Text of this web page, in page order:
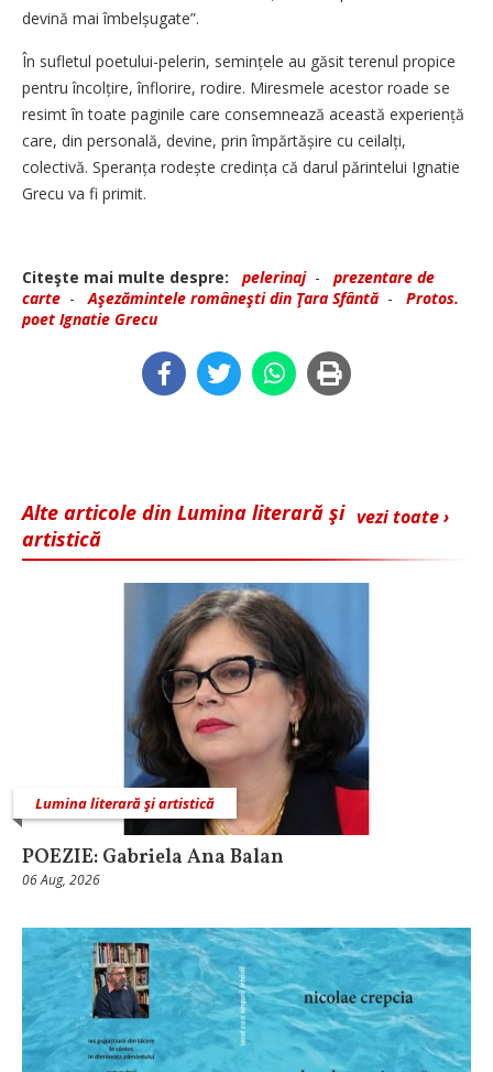
devină mai îmbelșugate”.
În sufletul poetului-pelerin, semințele au găsit terenul propice
pentru încolțire, înflorire, rodire. Miresmele acestor roade se
resimt în toate paginile care consemnează această experiență
care, din personală, devine, prin împărtășire cu ceilalți,
colectivă. Speranța rodește credința că darul părintelui Ignatie
Grecu va fi primit.
Citeşte mai multe despre: pelerinaj- prezentare de
carte -Aşezămintele româneşti din Ţara Sfântă - Protos.
poet Ignatie Grecu
vezi toate ›
Alte articole din Lumina literară şi
artistică
Lumina literară şi artistică
POEZIE: Gabriela Ana Balan
06 Aug, 2026